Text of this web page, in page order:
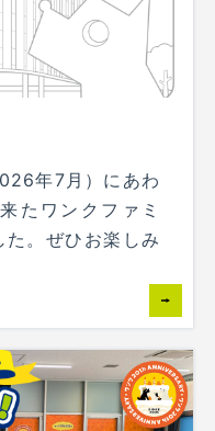
年7月）にあわ
たワンクファミ
た。ぜひお楽しみ